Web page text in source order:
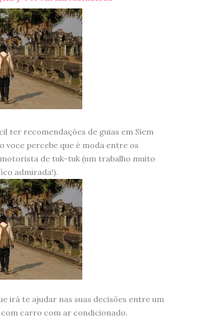
ter recomendações de guias em Siem
voce percebe que é moda entre os
de tuk-tuk (um trabalho muito
admirada!).
irá te ajudar nas suas decisões entre um
carro com ar condicionado.